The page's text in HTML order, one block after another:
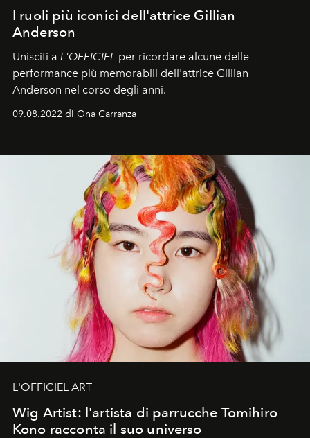
I ruoli più iconici dell'attrice Gillian
Anderson
Unisciti a L'OFFICIEL per ricordare alcune delle
performance più memorabili dell'attrice Gillian
Anderson nel corso degli anni.
09.08.2022 di Ona Carranza
L'OFFICIEL ART
Wig Artist: l'artista di parrucche Tomihiro
Kono racconta il suo universo